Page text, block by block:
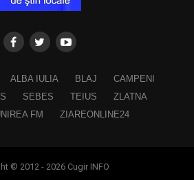
ALBA IULIA BLAJ
CAMPENI
SEBES TEIUS
ZLATNA
FM
ZIAREONLINE24
© 2012 - 2026 Cugir INFO